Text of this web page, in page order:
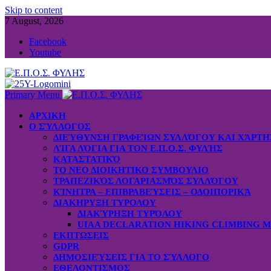
Skip to content
7 August, 2026
Facebook
Youtube
Primary Menu
ΑΡΧΙΚΗ
Ο ΣΎΛΛΟΓΟΣ
ΔΙΕΎΘΥΝΣΗ ΓΡΑΦΕΊΩΝ ΣΥΛΛΌΓΟΥ ΚΑΙ
ΛΊΓΑ ΛΌΓΙΑ ΓΙΑ ΤΟΝ Ε.Π.Ο.Σ. ΦΥΛΉΣ
ΚΑΤΑΣΤΑΤΙΚΌ
ΤΟ ΝΕΟ ΔΙΟΙΚΗΤΙΚΟ ΣΥΜΒΟΥΛΙΟ
ΤΡΑΠΕΖΙΚΌΣ ΛΟΓΑΡΙΑΣΜΌΣ ΣΥΛΛΌΓΟΥ
ΚΊΝΗΤΡΑ – ΕΠΙΒΡΑΒΕΎΣΕΙΣ – ΟΔΟΙΠΟΡΙΚΆ
ΔΙΑΚΗΡΥΞΗ ΤΥΡΟΛΟΥ
ΔΙΑΚΎΡΗΞΗ ΤΥΡΌΛΟΥ
UIAA DECLARATION HIKING CLIMBING
ΕΚΠΤΩΣΕΙΣ
GDPR
ΔΗΜΟΣΙΕΎΣΕΙΣ ΓΙΑ ΤΟ ΣΎΛΛΟΓΟ
ΕΘΕΛΟΝΤΙΣΜΟΣ